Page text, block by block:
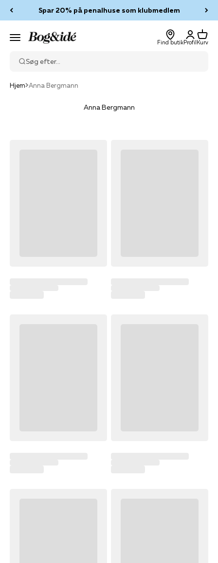
Spar 20% på penalhuse som klubmedlem
Menu Bog & idé
Find butik
Log ind
Profil
Kurv
Kurv
Søg efter...
Hjem Anna Bergmann
Anna Bergmann